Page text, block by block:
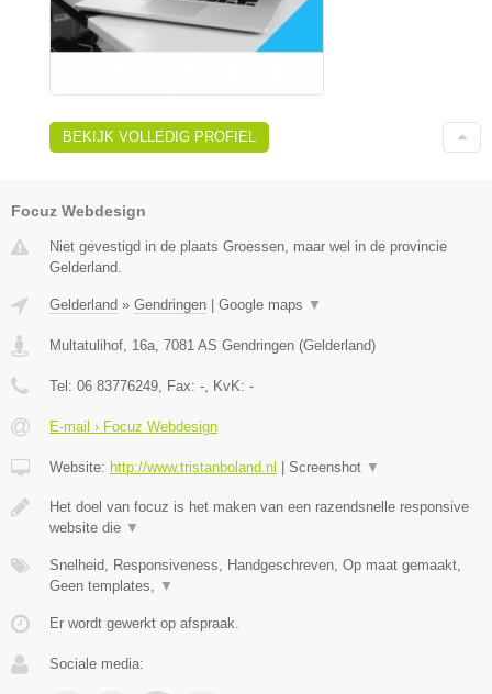
BEKIJK VOLLEDIG PROFIEL
Focuz Webdesign
Niet gevestigd in de plaats Groessen, maar wel in de provincie
Gelderland.
Gelderland » Gendringen Google maps ▼
Multatulihof, 16a, 7081 AS Gendringen (Gelderland)
Tel: 06 83776249, Fax: -, KvK: -
E-mail › Focuz Webdesign
Website: http://www.tristanboland.nl Screenshot ▼
Het doel van focuz is het maken van een razendsnelle responsive
website die ▼
Snelheid, Responsiveness, Handgeschreven, Op maat gemaakt,
Geen templates, ▼
Er wordt gewerkt op afspraak.
Sociale media: